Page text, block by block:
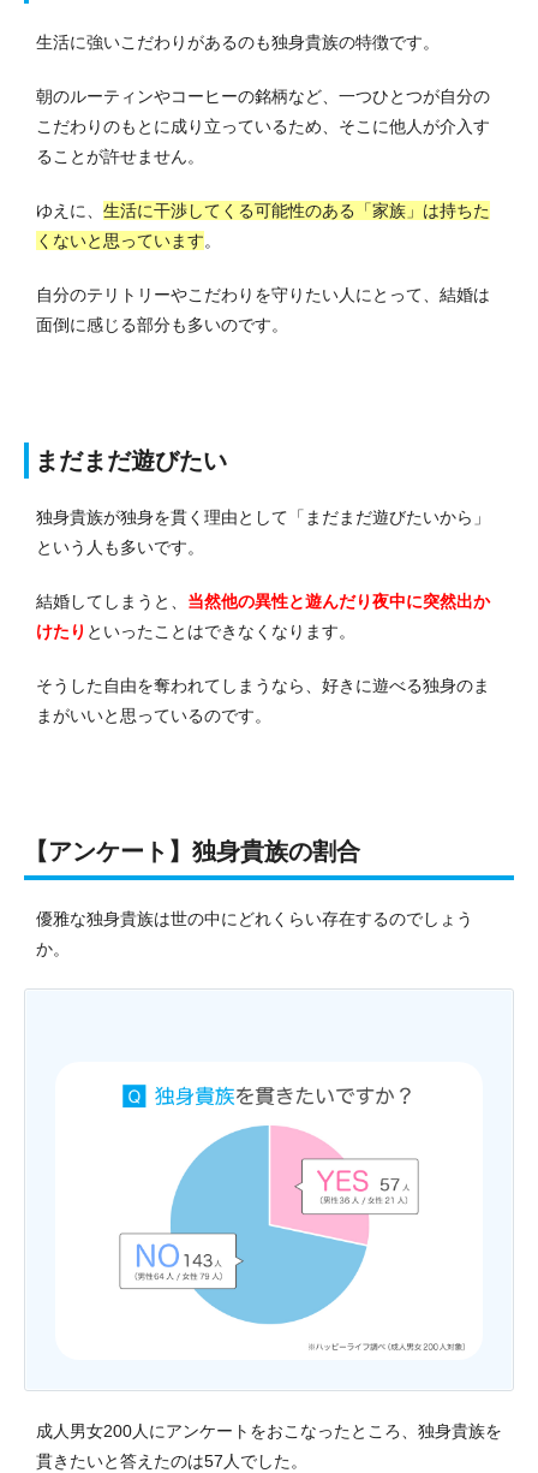
生活に強いこだわりがあるのも独身貴族の特徴です。
朝のルーティンやコーヒーの銘柄など、一つひとつが自分の
こだわりのもとに成り立っているため、そこに他人が介入す
ることが許せません。
ゆえに、 生活に干渉してくる可能性のある「家族」は持ちた
くないと思っています。
自分のテリトリーやこだわりを守りたい人にとって、結婚は
面倒に感じる部分も多いのです。
まだまだ遊びたい
独身貴族が独身を貫く理由として「まだまだ遊びたいから」
という人も多いです。
結婚してしまうと、 当然他の異性と遊んだり夜中に突然出か
けたり といったことはできなくなります。
そうした自由を奪われてしまうなら、好きに遊べる独身のま
まがいいと思っているのです。
【アンケート】独身貴族の割合
優雅な独身貴族は世の中にどれくらい存在するのでしょう
か。
成人男女200人にアンケートをおこなったところ、独身貴族を
貫きたいと答えたのは57人でした。